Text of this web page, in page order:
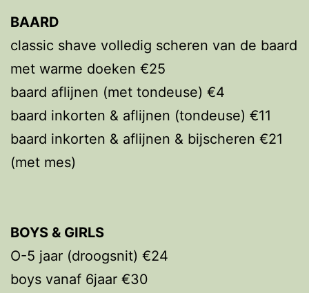
BAARD
classic shave volledig scheren van de baard
met warme doeken €25
baard aflijnen (met tondeuse) €4
baard inkorten & aflijnen (tondeuse) €11
baard inkorten & aflijnen & bijscheren €21
(met mes)
BOYS & GIRLS
O-5 jaar (droogsnit) €24
boys vanaf 6jaar €30